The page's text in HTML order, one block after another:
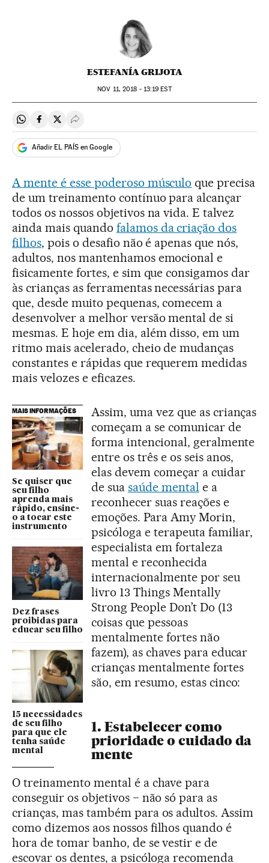
ESTEFANÍA GRIJOTA
NOV 11, 2018 - 13:19 EST
Compartir en Whatsapp
Compartir en Facebook
Compartir en Twitter
Desplegar Redes Sociales
Añadir EL PAÍS en Google
A mente é esse poderoso músculo que precisa
de um treinamento contínuo para alcançar
todos os nossos objetivos na vida. E talvez
ainda mais quando falamos da criação dos
filhos, pois o desafio não é apenas que nós,
adultos, nos mantenhamos emocional e
fisicamente fortes, e sim que consigamos dar
às crianças as ferramentas necessárias para
que, desde muito pequenas, comecem a
desenvolver a melhor versão mental de si
mesmas. E hoje em dia, além disso, em um
ritmo mais acelerado, cheio de mudanças
constantes e rápidas que requerem medidas
mais velozes e eficazes.
MAIS INFORMAÇÕES
Se quiser que
seu filho
aprenda mais
rápido, ensine-
o a tocar este
instrumento
Dez frases
proibidas para
educar seu filho
15 necessidades
de seu filho
para que ele
tenha saúde
mental
Assim, uma vez que as crianças
começam a se comunicar de
forma intencional, geralmente
entre os três e os seis anos,
elas devem começar a cuidar
de sua saúde mental e a
reconhecer suas reações e
emoções. Para Amy Morin,
psicóloga e terapeuta familiar,
especialista em fortaleza
mental e reconhecida
internacionalmente por seu
livro 13 Things Mentally
Strong People Don’t Do (13
coisas que pessoas
mentalmente fortes não
fazem), as chaves para educar
crianças mentalmente fortes
são, em resumo, estas cinco:
1. Estabelecer como
prioridade o cuidado da
mente
O treinamento mental é a chave para
conseguir os objetivos − não só para as
crianças, mas também para os adultos. Assim
como dizemos aos nossos filhos quando é
hora de tomar banho, de se vestir e de
escovar os dentes, a psicóloga recomenda